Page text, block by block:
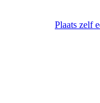
Plaats zelf